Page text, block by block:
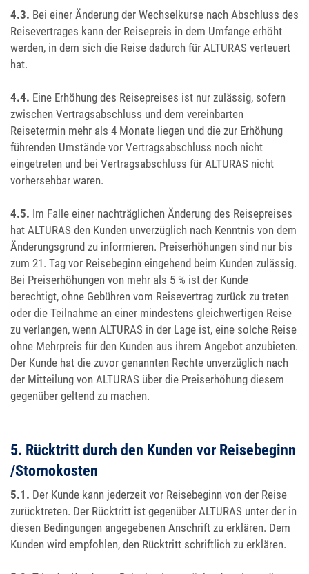
4.3. Bei einer Änderung der Wechselkurse nach Abschluss des
Reisevertrages kann der Reisepreis in dem Umfange erhöht
werden, in dem sich die Reise dadurch für ALTURAS verteuert
hat.
4.4. Eine Erhöhung des Reisepreises ist nur zulässig, sofern
zwischen Vertragsabschluss und dem vereinbarten
Reisetermin mehr als 4 Monate liegen und die zur Erhöhung
führenden Umstände vor Vertragsabschluss noch nicht
eingetreten und bei Vertragsabschluss für ALTURAS nicht
vorhersehbar waren.
4.5. Im Falle einer nachträglichen Änderung des Reisepreises
hat ALTURAS den Kunden unverzüglich nach Kenntnis von dem
Änderungsgrund zu informieren. Preiserhöhungen sind nur bis
zum 21. Tag vor Reisebeginn eingehend beim Kunden zulässig.
Bei Preiserhöhungen von mehr als 5 % ist der Kunde
berechtigt, ohne Gebühren vom Reisevertrag zurück zu treten
oder die Teilnahme an einer mindestens gleichwertigen Reise
zu verlangen, wenn ALTURAS in der Lage ist, eine solche Reise
ohne Mehrpreis für den Kunden aus ihrem Angebot anzubieten.
Der Kunde hat die zuvor genannten Rechte unverzüglich nach
der Mitteilung von ALTURAS über die Preiserhöhung diesem
gegenüber geltend zu machen.
5. Rücktritt durch den Kunden vor Reisebeginn
/Stornokosten
5.1. Der Kunde kann jederzeit vor Reisebeginn von der Reise
zurücktreten. Der Rücktritt ist gegenüber ALTURAS unter der in
diesen Bedingungen angegebenen Anschrift zu erklären. Dem
Kunden wird empfohlen, den Rücktritt schriftlich zu erklären.